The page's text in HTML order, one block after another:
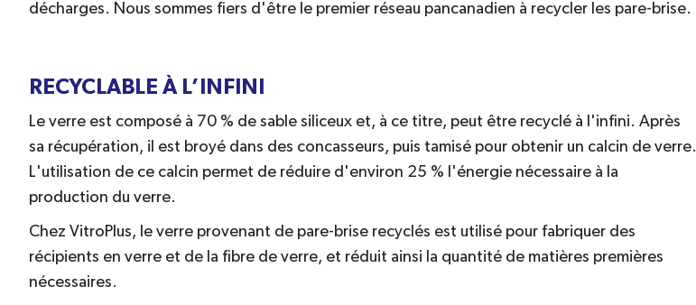
décharges. Nous sommes fiers d'être le premier réseau pancanadien à recycler les pare-brise.
RECYCLABLE À L’INFINI
Le verre est composé à 70 % de sable siliceux et, à ce titre, peut être recyclé à l'infini. Après
sa récupération, il est broyé dans des concasseurs, puis tamisé pour obtenir un calcin de verre.
L'utilisation de ce calcin permet de réduire d'environ 25 % l'énergie nécessaire à la
production du verre.
Chez VitroPlus, le verre provenant de pare-brise recyclés est utilisé pour fabriquer des
récipients en verre et de la fibre de verre, et réduit ainsi la quantité de matières premières
nécessaires.